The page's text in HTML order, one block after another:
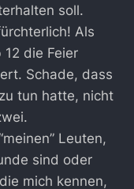
soll.
Als
die Feier
Schade, dass
tun hatte, nicht
Leuten,
sind oder
mich kennen,